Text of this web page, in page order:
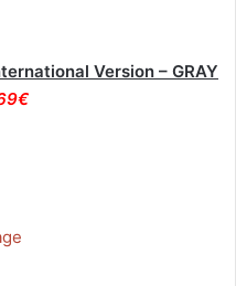
Version – GRAY